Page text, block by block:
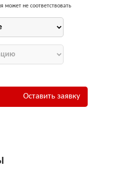
может не соответствовать
Оставить заявку